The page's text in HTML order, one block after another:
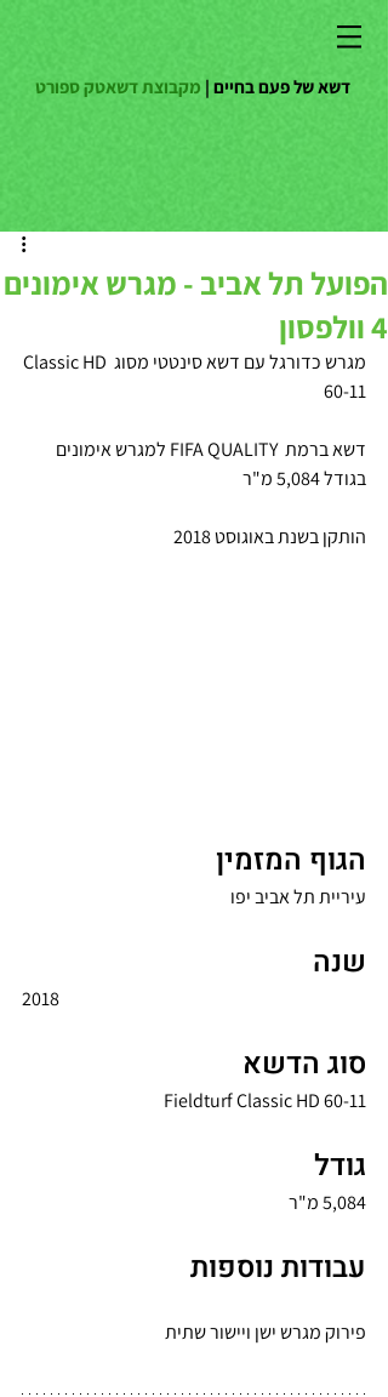
דשא של פעם בחיים | מקבוצת דשאטק ספורט
הפועל תל אביב - מגרש אימונים
4 וולפסון
מגרש כדורגל עם דשא סינטטי מסוג Classic HD
60-11
דשא ברמת  FIFA QUALITY למגרש אימונים
בגודל 5,084 מ"ר
הותקן בשנת באוגוסט 2018
הגוף המזמין
עיריית תל אביב יפו
שנה
2018
סוג הדשא
Fieldturf Classic HD 60-11
גודל
5,084 מ"ר
עבודות נוספות
פירוק מגרש ישן ויישור שתית